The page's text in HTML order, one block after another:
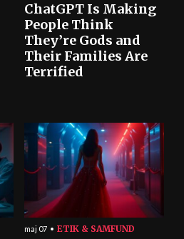
ChatGPT Is Making
People Think
They’re Gods and
Their Families Are
Terrified
maj 07 ETIK & SAMFUND